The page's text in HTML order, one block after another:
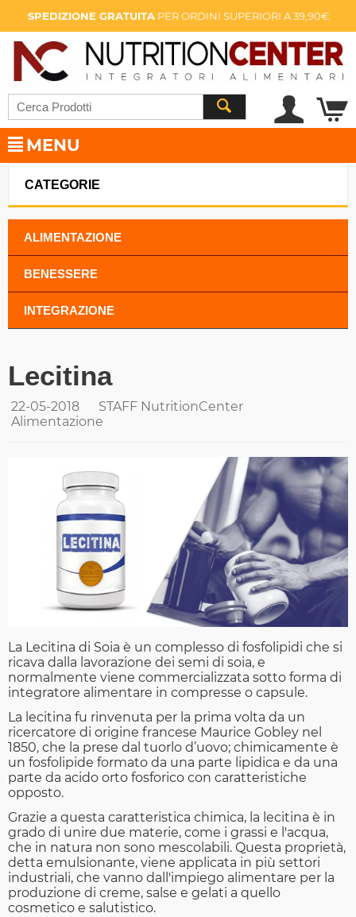
SPEDIZIONE GRATUITAPER ORDINI SUPERIORI A 39,90€
MENU
CATEGORIE
ALIMENTAZIONE
BENESSERE
INTEGRAZIONE
Lecitina
22-05-2018
STAFF NutritionCenter
Alimentazione
La Lecitina di Soia è un complesso di fosfolipidi che si
ricava dalla lavorazione dei semi di soia, e
normalmente viene commercializzata sotto forma di
integratore alimentare in compresse o capsule.
La lecitina fu rinvenuta per la prima volta da un
ricercatore di origine francese Maurice Gobley nel
1850, che la prese dal tuorlo d’uovo; chimicamente è
un fosfolipide formato da una parte lipidica e da una
parte da acido orto fosforico con caratteristiche
opposto.
Grazie a questa caratteristica chimica, la lecitina è in
grado di unire due materie, come i grassi e l'acqua,
che in natura non sono mescolabili. Questa proprietà,
detta emulsionante, viene applicata in più settori
industriali, che vanno dall'impiego alimentare per la
produzione di creme, salse e gelati a quello
cosmetico e salutistico.